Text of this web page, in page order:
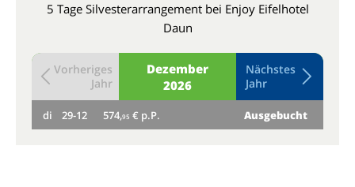
5 Tage Silvesterarrangement bei Enjoy Eifelhotel
Daun
Dezember
2026
Vorheriges
Jahr
Nächstes
Jahr
di 29-12 574,95 € p.P. Ausgebucht